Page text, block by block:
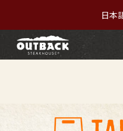
日本